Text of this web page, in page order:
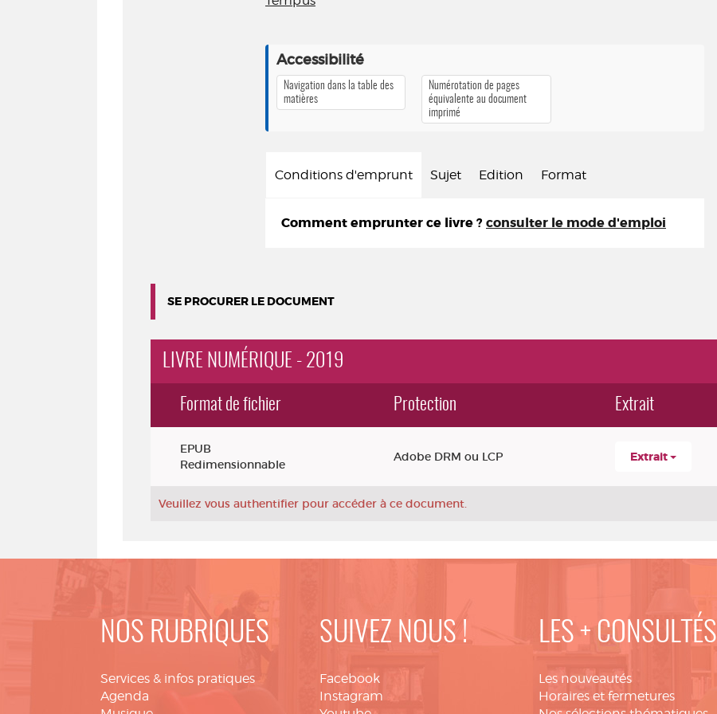
Accessibilité
Navigation dans la table des
matières
Numérotation de pages
équivalente au document
imprimé
Conditions d'emprunt Sujet Edition Format
Comment emprunter ce livre ? consulter le mode d'emploi
SE PROCURER LE DOCUMENT
LIVRE NUMÉRIQUE - 2019
Format de fichier Protection Extrait
EPUB
Redimensionnable
Adobe DRM ou LCP Extrait
Veuillez vous authentifier pour accéder à ce document.
NOS RUBRIQUES
Services & infos pratiques
Agenda
SUIVEZ NOUS !
Facebook
Instagram
LES + CONSULTÉS
Les nouveautés
Horaires et fermetures